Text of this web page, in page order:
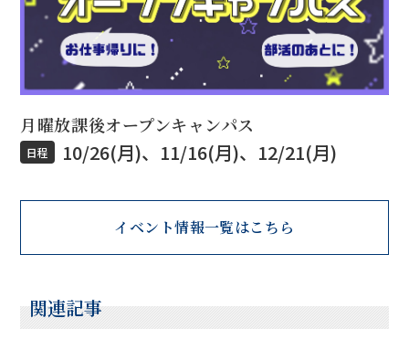
月曜放課後オープンキャンパス
日程 10/26(月)、11/16(月)、12/21(月)
イベント情報一覧はこちら
関連記事